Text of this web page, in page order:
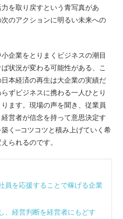
を取り戻すという青写真があ
のアクションに明るい未来への
企業をとりまくビジネスの潮目
状況が変わる可能性がある、こ
本経済の再生は大企業の実績だ
ずビジネスに携わる一人ひとり
ます。現場の声を聞き、従業員
営者が信念を持って意思決定す
く─コツコツと積み上げていく希
られるのです。
員を応援することで稼げる企業
、経営判断を経営者にもどす